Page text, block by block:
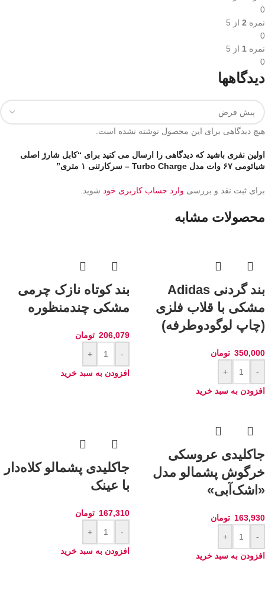
0
نمره 2 از 5
0
نمره 1 از 5
0
دیدگاهها
هیچ دیدگاهی برای این محصول نوشته نشده است.
اولین نفری باشید که دیدگاهی را ارسال می کنید برای “کابل شارژ اصلی
شیائومی ۶۷ وات مدل Turbo Charge – سرکارتنی ۱ متری”
برای ثبت نقد و بررسی وارد حساب کاربری خود شوید.
محصولات مشابه
بند گردنی Adidas
مشکی با قلاب فلزی
(چاپ لوگودوطرفه)
350,000 تومان
-
+
افزودن به سبد خرید
بند کوتاه نازک چرمی
مشکی چندمنظوره
206,079 تومان
-
+
افزودن به سبد خرید
جاکلیدی عروسکی
خرگوش پشمالو مدل
«اشک‌آبی»
163,930 تومان
-
+
افزودن به سبد خرید
جاکلیدی پشمالو کلاه‌دار
با عینک
167,310 تومان
-
+
افزودن به سبد خرید